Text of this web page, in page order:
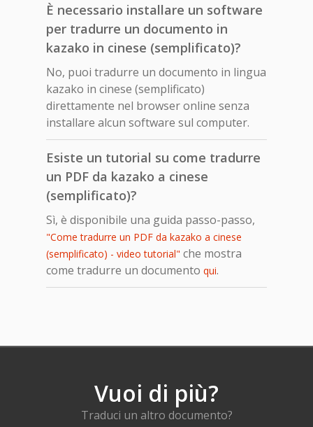
È necessario installare un software
per tradurre un documento in
kazako in cinese (semplificato)?
No, puoi tradurre un documento in lingua
kazako in cinese (semplificato)
direttamente nel browser online senza
installare alcun software sul computer.
Esiste un tutorial su come tradurre
un PDF da kazako a cinese
(semplificato)?
Sì, è disponibile una guida passo-passo,
"Come tradurre un PDF da kazako a cinese
(semplificato) - video tutorial" che mostra
come tradurre un documento qui.
Vuoi di più?
Traduci un altro documento?